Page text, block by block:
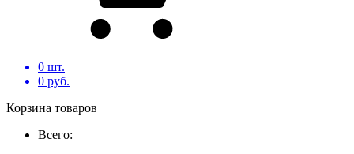
0 шт.
0 руб.
Корзина товаров
Всего: